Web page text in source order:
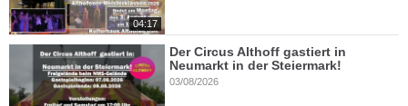
04:17
Der Circus Althoff gastiert in
Neumarkt in der Steiermark!
03/08/2026